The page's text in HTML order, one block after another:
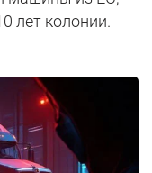
лет колонии.